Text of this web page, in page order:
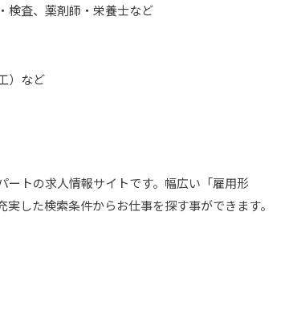
検査、薬剤師・栄養士など
）など
ートの求⼈情報サイトです。幅広い「雇⽤形
した検索条件からお仕事を探す事ができます。